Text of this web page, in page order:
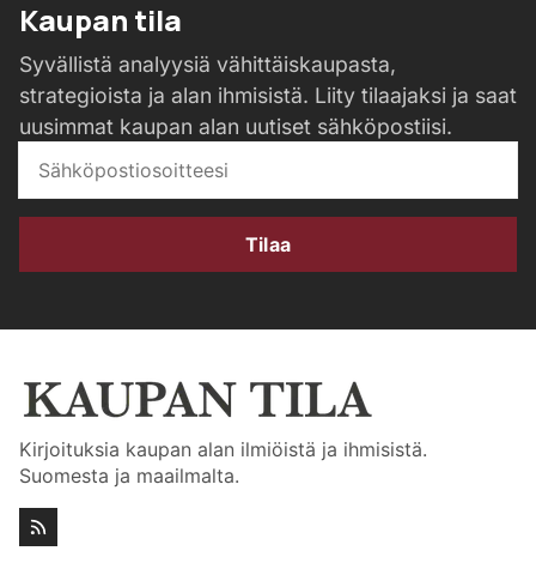
Kaupan tila
Syvällistä analyysiä vähittäiskaupasta,
strategioista ja alan ihmisistä. Liity tilaajaksi ja saat
uusimmat kaupan alan uutiset sähköpostiisi.
Tilaa
Kirjoituksia kaupan alan ilmiöistä ja ihmisistä.
Suomesta ja maailmalta.